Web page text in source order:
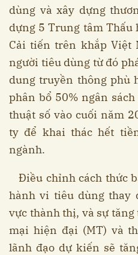
dùng và xây dựng
dựng 5 Trung tâm Thấu
Cải tiến trên khắp Việt
người tiêu dùng từ đó
dung truyền thông phù
phân bổ 50% ngân
thuật số vào cuối năm
ty để khai thác hết
ngành.
Điều chỉnh cách thức
hành vi tiêu dùng thay
vực thành thị, và sự
mại hiện đại (MT) và
lãnh đạo dự kiến sẽ